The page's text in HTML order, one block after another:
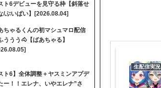
生配信実況
ト6デビューを見守る枠【斜落せ
/ぶいぱい】[2026.08.04]
ちゃるくんの初マシュマロ配信
ううう🐴【ばあちゃる】
ト6】全体調整＋ヤスミンアプデ
ー！！エレナ、いやエレナ”さ